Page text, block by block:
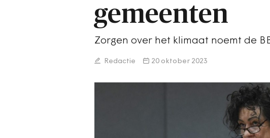
gemeenten
Zorgen over het klimaat noemt de
Redactie 20 oktober 2023